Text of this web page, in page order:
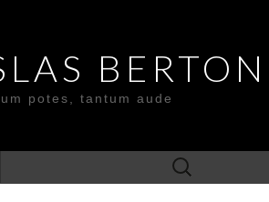
BERTON
potes, tantum aude
Search
for: